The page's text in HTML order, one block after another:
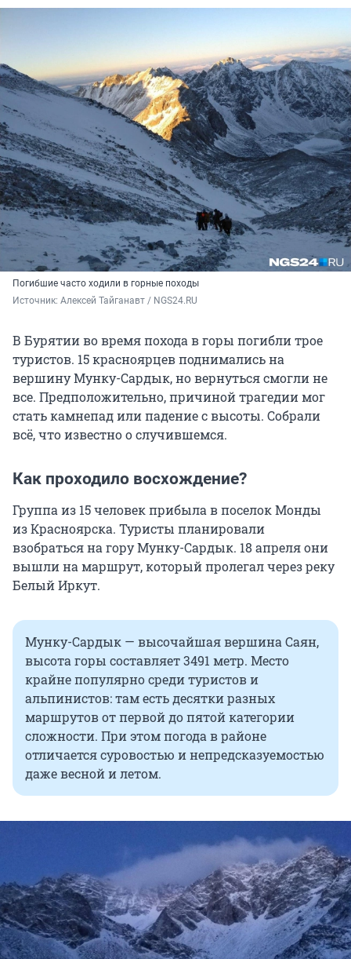
Погибшие часто ходили в горные походы
Источник: Алексей Тайганавт / NGS24.RU
В Бурятии во время похода в горы погибли трое
туристов. 15 красноярцев поднимались на
вершину Мунку-Сардык, но вернуться смогли не
все. Предположительно, причиной трагедии мог
стать камнепад или падение с высоты. Собрали
всё, что известно о случившемся.
Как проходило восхождение?
Группа из 15 человек прибыла в поселок Монды
из Красноярска. Туристы планировали
взобраться на гору Мунку-Сардык. 18 апреля они
вышли на маршрут, который пролегал через реку
Белый Иркут.
Мунку-Сардык — высочайшая вершина Саян,
высота горы составляет 3491 метр. Место
крайне популярно среди туристов и
альпинистов: там есть десятки разных
маршрутов от первой до пятой категории
сложности. При этом погода в районе
отличается суровостью и непредсказуемостью
даже весной и летом.